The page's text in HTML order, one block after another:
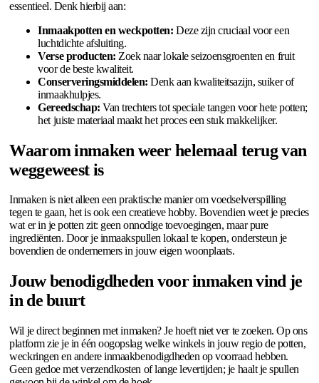
essentieel. Denk hierbij aan:
Inmaakpotten en weckpotten: Deze zijn cruciaal voor een
luchtdichte afsluiting.
Verse producten: Zoek naar lokale seizoensgroenten en fruit
voor de beste kwaliteit.
Conserveringsmiddelen: Denk aan kwaliteitsazijn, suiker of
inmaakhulpjes.
Gereedschap: Van trechters tot speciale tangen voor hete potten;
het juiste materiaal maakt het proces een stuk makkelijker.
Waarom inmaken weer helemaal terug van
weggeweest is
Inmaken is niet alleen een praktische manier om voedselverspilling
tegen te gaan, het is ook een creatieve hobby. Bovendien weet je precies
wat er in je potten zit: geen onnodige toevoegingen, maar pure
ingrediënten. Door je inmaakspullen lokaal te kopen, ondersteun je
bovendien de ondernemers in jouw eigen woonplaats.
Jouw benodigdheden voor inmaken vind je
in de buurt
Wil je direct beginnen met inmaken? Je hoeft niet ver te zoeken. Op ons
platform zie je in één oogopslag welke winkels in jouw regio de potten,
weckringen en andere inmaakbenodigdheden op voorraad hebben.
Geen gedoe met verzendkosten of lange levertijden; je haalt je spullen